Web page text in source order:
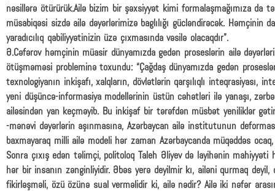
nəsillərə ötürürük.Ailə bizim bir şəxsiyyət kimi formalaşmağımıza da
müsabiqəsi sizdə ailə dəyərlərimizə baglılığı gücləndirəcək. Həmçinin
yaradıcılıq qabiliyyətinizin üzə çıxmasında vəsilə olacaqdır”.
Ə.Cəfərov həmçinin müasir dünyamızda gedən proseslərin ailə
ötüşməməsi probleminə toxundu: “Çağdaş dünyamızda gedən
texnologiyanın inkişafı, xalqların, dövlətlərin qarşılıqlı inteqrasiyası,
yeni düşüncə-informasiya modellərinin üstün cəhətləri ilə yanaşı,
ailəsindən yan keçməyib. Bu inkişaf bir tərəfdən müsbət yeniliklər
-mənəvi dəyərlərin aşınmasına, Azərbaycan ailə institutunun
baxmayaraq milli ailə modeli hər zaman Azərbaycanda müqəddəs
Sonra çıxış edən təlimçi, politoloq Taleh Əliyev də layihənin mahiyyəti
hər bir insanın zənginliyidir. Əbəs yerə deyilmir kı, ailəni qurmaq
fikirləşməli, özü özünə sual verməlidir ki, ailə nədir? Ailə iki nəfər